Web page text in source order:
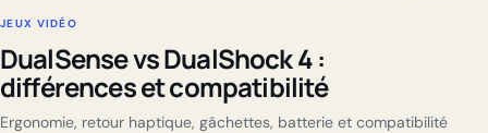
JEUX VIDÉO
DualSense vs DualShock 4 :
différences et compatibilité
Ergonomie, retour haptique, gâchettes, batterie et compatibilité